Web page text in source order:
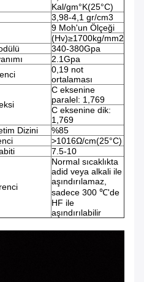
Kal/gm°K(25°C)
3,98-4,1 gr/cm3
9 Moh'un Ölçeği
(Hv)≥1700kg/mm2
340-380Gpa
2.1Gpa
0,19 not
ortalaması
C eksenine
paralel: 1,769
C eksenine dik:
1,769
Dizini
%85
>1016Ω/cm(25°C)
7.5-10
Normal sıcaklıkta
adid veya alkali ile
aşındırılamaz,
sadece 300 ℃'de
HF ile
aşındırılabilir